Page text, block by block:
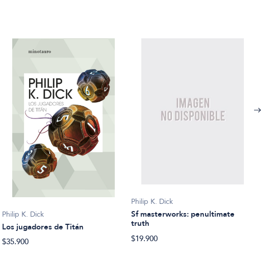
Philip K. Dick
Los jugadores de Titán
$35.900
Philip K. Dick
Sf masterworks: penultimate
truth
$19.900